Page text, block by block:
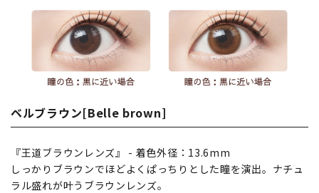
ベルブラウン[Belle brown]
『王道ブラウンレンズ』 - 着色外径：13.6mm
しっかりブラウンでほどよくぱっちりとした瞳を演出。ナチュ
ラル盛れが叶うブラウンレンズ。